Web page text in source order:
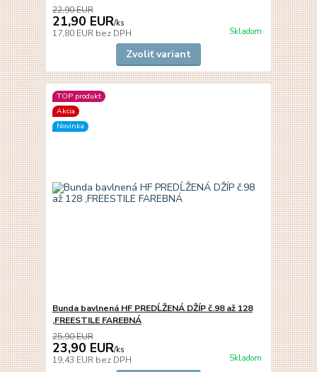
22,90 EUR
21,90 EUR/ks
17,80 EUR bez DPH Skladom
Zvoliť variant
TOP produkt
Akcia
Novinka
Bunda bavlnená HF PREDĹŽENÁ DŽÍP č.98 až 128
,FREESTILE FAREBNÁ
25,90 EUR
23,90 EUR/ks
19,43 EUR bez DPH Skladom